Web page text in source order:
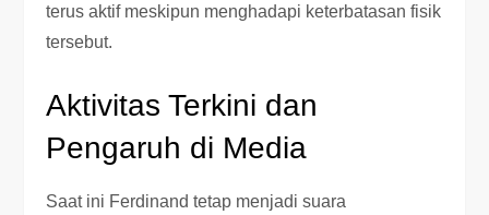
terus aktif meskipun menghadapi keterbatasan fisik
tersebut.
Aktivitas Terkini dan
Pengaruh di Media
Saat ini Ferdinand tetap menjadi suara